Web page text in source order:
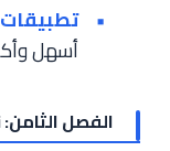
أسهل
الفصل